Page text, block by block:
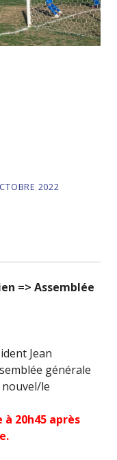
2022
=> Assemblée
Jean
générale
le
20h45 après